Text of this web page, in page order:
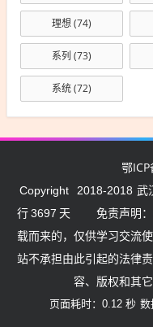
理想(74)
系列 (73)
系统(72)
鄂
Copyright 2018-2018 武
行3697 天
免责声明：
载而来的，仅供学习交流
站不承担由此引起的法律
容、版权和其
页面耗时：0.12 秒 数